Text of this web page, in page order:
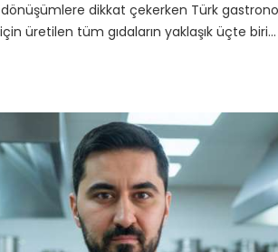
dikkat çekerken Türk
üretilen tüm gıdaların yaklaşık üçte biri…